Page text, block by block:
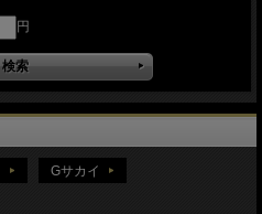
円
Gサカイ